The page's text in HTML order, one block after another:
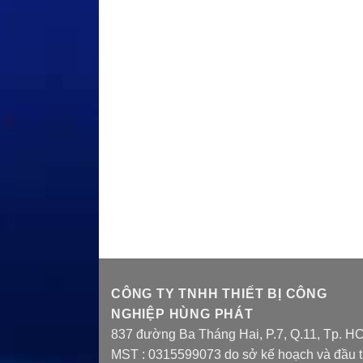
CÔNG TY TNHH THIẾT BỊ CÔNG
NGHIỆP HÙNG PHÁT
837 đường Ba Tháng Hai, P.7, Q.11, Tp.
MST : 0315599073 do sở kế hoạch và đầu